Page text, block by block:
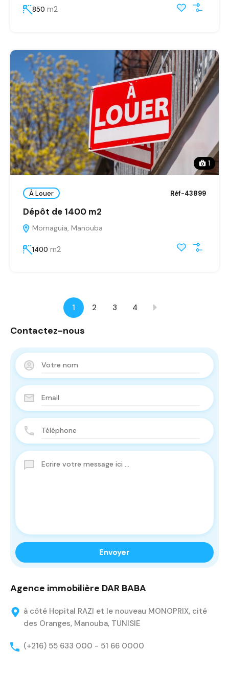
850 m2
1
À Louer Réf-43899
Dépôt de 1400 m2
Mornaguia, Manouba
1400 m2
1 2 3 4
Contactez-nous
Agence immobilière DAR BABA
à côté Hopital RAZI et le nouveau MONOPRIX, cité
des Oranges, Manouba, TUNISIE
(+216) 55 633 000 - 51 66 0000